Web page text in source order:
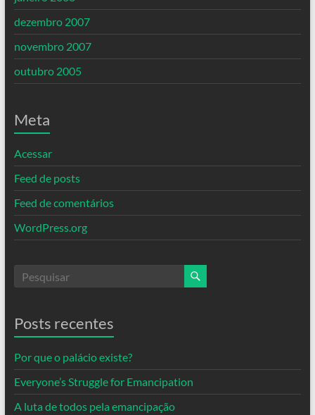
dezembro 2007
novembro 2007
outubro 2005
Meta
Acessar
Feed de posts
Feed de comentários
WordPress.org
Posts recentes
Por que o palácio existe?
Everyone’s Struggle for Emancipation
A luta de todos pela emancipação